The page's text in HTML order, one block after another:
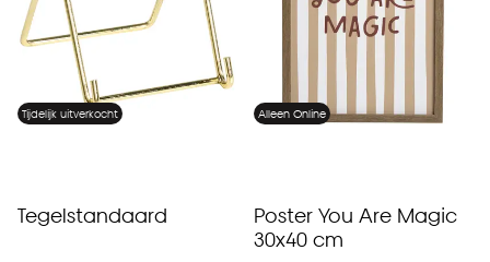
Tijdelijk uitverkocht
Tegelstandaard
Alleen Online
Poster You Are Magic
30x40 cm